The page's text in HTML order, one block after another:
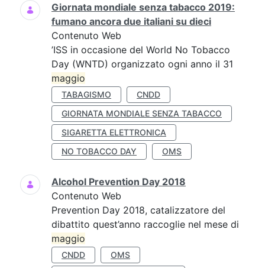
Giornata mondiale senza tabacco 2019:
fumano ancora due italiani su dieci
Contenuto Web
’ISS in occasione del World No Tobacco
Day (WNTD) organizzato ogni anno il 31
maggio
TABAGISMO
CNDD
GIORNATA MONDIALE SENZA TABACCO
SIGARETTA ELETTRONICA
NO TOBACCO DAY
OMS
Alcohol Prevention Day 2018
Contenuto Web
Prevention Day 2018, catalizzatore del
dibattito quest’anno raccoglie nel mese di
maggio
CNDD
OMS